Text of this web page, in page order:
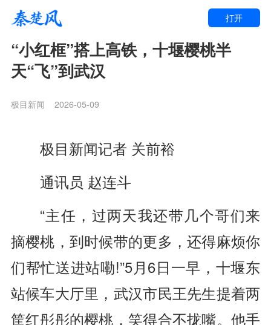
打开
“小红框”搭上高铁，十堰樱桃半
天“飞”到武汉
极目新闻 2026-05-09
极目新闻记者 关前裕
通讯员 赵连斗
“主任，过两天我还带几个哥们来
摘樱桃，到时候带的更多，还得麻烦你
们帮忙送进站嘞!”5月6日一早，十堰东
站候车大厅里，武汉市民王先生提着两
筐红彤彤的樱桃，笑得合不拢嘴。他手